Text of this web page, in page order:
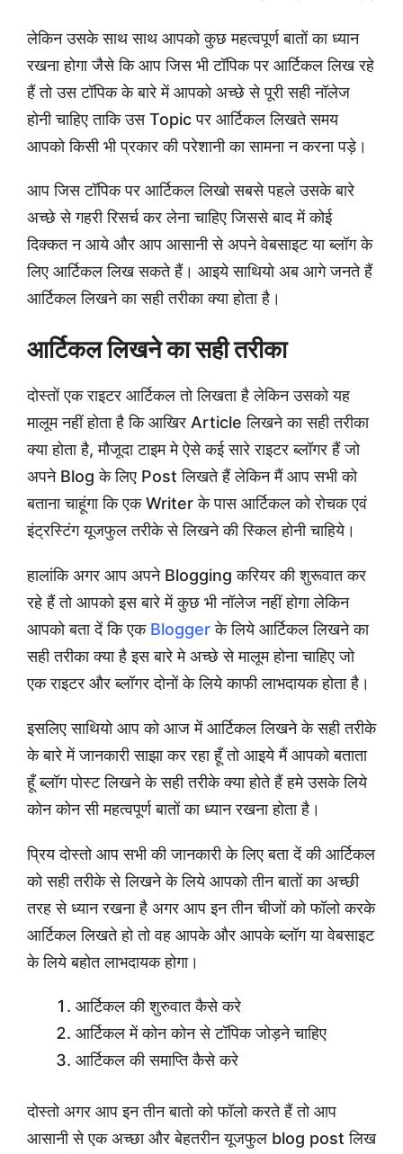
लेकिन उसके साथ साथ आपको कुछ महत्वपूर्ण बातों का ध्यान
रखना होगा जैसे कि आप जिस भी टॉपिक पर आर्टिकल लिख रहे
हैं तो उस टॉपिक के बारे में आपको अच्छे से पूरी सही नॉलेज
होनी चाहिए ताकि उस Topic पर आर्टिकल लिखते समय
आपको किसी भी प्रकार की परेशानी का सामना न करना पड़े।
आप जिस टॉपिक पर आर्टिकल लिखो सबसे पहले उसके बारे
अच्छे से गहरी रिसर्च कर लेना चाहिए जिससे बाद में कोई
दिक्कत न आये और आप आसानी से अपने वेबसाइट या ब्लॉग के
लिए आर्टिकल लिख सकते हैं। आइये साथियो अब आगे जनते हैं
आर्टिकल लिखने का सही तरीका क्या होता है।
आर्टिकल लिखने का सही तरीका
दोस्तों एक राइटर आर्टिकल तो लिखता है लेकिन उसको यह
मालूम नहीं होता है कि आखिर Article लिखने का सही तरीका
क्या होता है, मौजूदा टाइम मे ऐसे कई सारे राइटर ब्लॉगर हैं जो
अपने Blog के लिए Post लिखते हैं लेकिन मैं आप सभी को
बताना चाहूंगा कि एक Writer के पास आर्टिकल को रोचक एवं
इंट्रस्टिंग यूजफुल तरीके से लिखने की स्किल होनी चाहिये।
हालांकि अगर आप अपने Blogging करियर की शुरूवात कर
रहे हैं तो आपको इस बारे में कुछ भी नॉलेज नहीं होगा लेकिन
आपको बता दें कि एक Blogger के लिये आर्टिकल लिखने का
सही तरीका क्या है इस बारे मे अच्छे से मालूम होना चाहिए जो
एक राइटर और ब्लॉगर दोनों के लिये काफी लाभदायक होता है।
इसलिए साथियो आप को आज में आर्टिकल लिखने के सही तरीके
के बारे में जानकारी साझा कर रहा हूँ तो आइये मैं आपको बताता
हूँ ब्लॉग पोस्ट लिखने के सही तरीके क्या होते हैं हमे उसके लिये
कोन कोन सी महत्वपूर्ण बातों का ध्यान रखना होता है।
प्रिय दोस्तो आप सभी की जानकारी के लिए बता दें की आर्टिकल
को सही तरीके से लिखने के लिये आपको तीन बातों का अच्छी
तरह से ध्यान रखना है अगर आप इन तीन चीजों को फॉलो करके
आर्टिकल लिखते हो तो वह आपके और आपके ब्लॉग या वेबसाइट
के लिये बहोत लाभदायक होगा।
आर्टिकल की शुरुवात कैसे करे
आर्टिकल में कोन कोन से टॉपिक जोड़ने चाहिए
आर्टिकल की समाप्ति कैसे करे
दोस्तो अगर आप इन तीन बातो को फॉलो करते हैं तो आप
आसानी से एक अच्छा और बेहतरीन यूजफुल blog post लिख